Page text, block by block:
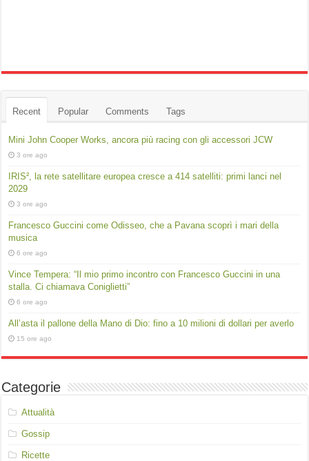
Recent Popular Comments Tags
Mini John Cooper Works, ancora più racing con gli accessori JCW
3 ore ago
IRIS², la rete satellitare europea cresce a 414 satelliti: primi lanci nel
2029
3 ore ago
Francesco Guccini come Odisseo, che a Pavana scoprì i mari della
musica
6 ore ago
Vince Tempera: “Il mio primo incontro con Francesco Guccini in una
stalla. Ci chiamava Coniglietti”
6 ore ago
All’asta il pallone della Mano di Dio: fino a 10 milioni di dollari per averlo
15 ore ago
Categorie
Attualità
Gossip
Ricette